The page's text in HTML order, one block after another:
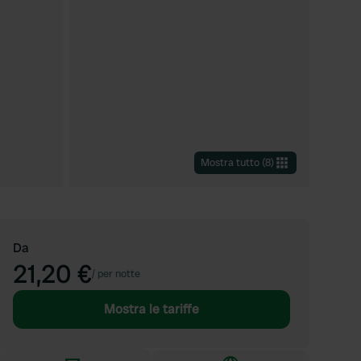
Mostra tutto (8)
Da
21,20 €/ per notte
Mostra le tariffe